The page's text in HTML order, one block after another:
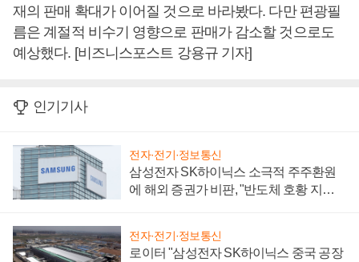
재의 판매 확대가 이어질 것으로 바라봤다. 다만 편광필
름은 계절적 비수기 영향으로 판매가 감소할 것으로도
예상했다. [비즈니스포스트 강용규 기자]
인기기사
전자·전기·정보통신
삼성전자 SK하이닉스 소극적 주주환원
에 해외 증권가 비판, "반도체 호황 지속
전자·전기·정보통신
로이터 "삼성전자 SK하이닉스 중국 공장